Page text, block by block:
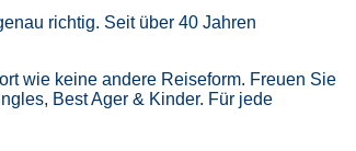
richtig. Seit über 40 Jahren
wie keine andere Reiseform. Freuen Sie
Best Ager & Kinder. Für jede